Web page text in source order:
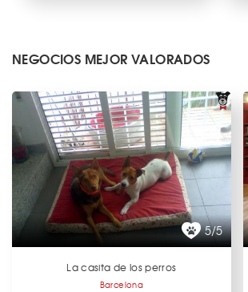
NEGOCIOS MEJOR VALORADOS
5/5
La casita de los perros
Barcelona